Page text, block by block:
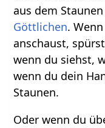
aus dem
Göttlichen.
anschaust,
wenn du siehst,
wenn du dein
Staunen.
Oder wenn du